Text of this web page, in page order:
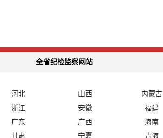
全省纪检监察网站
河北 山西
内蒙古
浙江 安徽
福建
广东 广西
海南
甘肃 宁夏 青海